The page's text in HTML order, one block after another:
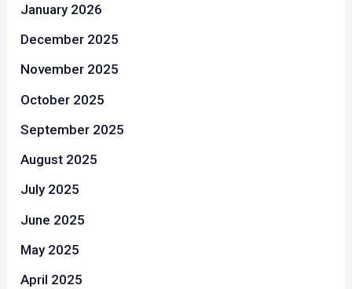
January 2026
December 2025
November 2025
October 2025
September 2025
August 2025
July 2025
June 2025
May 2025
April 2025